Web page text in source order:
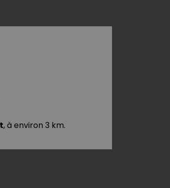
, à environ 3 km.